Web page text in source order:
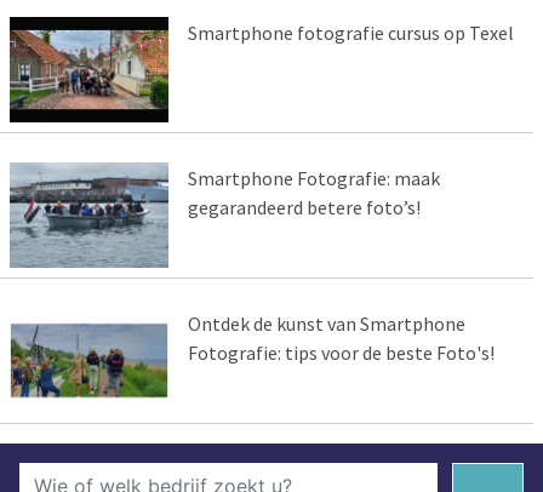
Smartphone fotografie cursus op Texel
Smartphone Fotografie: maak
gegarandeerd betere foto’s!
Ontdek de kunst van Smartphone
Fotografie: tips voor de beste Foto's!